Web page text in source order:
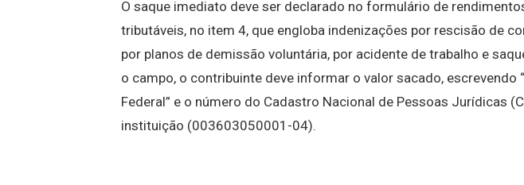
O saque imediato deve ser declarado no formulário de
tributáveis, no item 4, que engloba indenizações por rescisão de
por planos de demissão voluntária, por acidente de trabalho e
o campo, o contribuinte deve informar o valor sacado, escrevendo
Federal” e o número do Cadastro Nacional de Pessoas Jurídicas
instituição (003603050001-04).